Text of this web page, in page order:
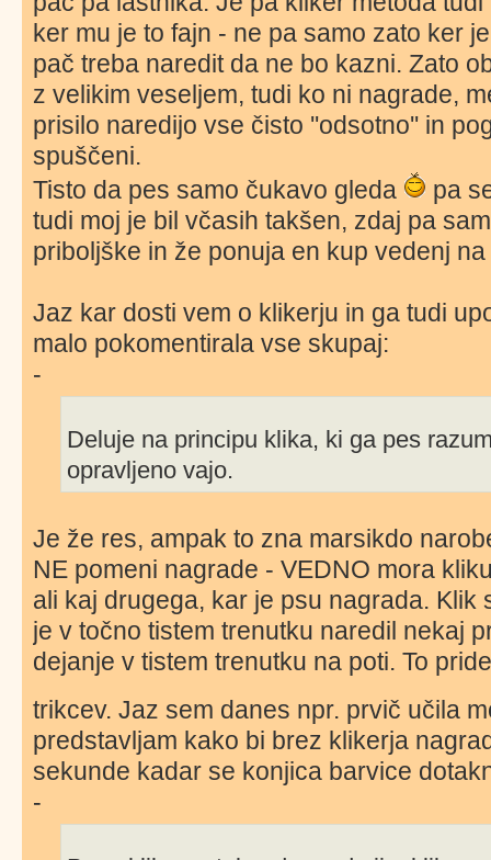
ker mu je to fajn - ne pa samo zato ker
pač treba naredit da ne bo kazni. Zato
z velikim veseljem, tudi ko ni nagrade,
prisilo naredijo vse čisto ''odsotno'' in
spuščeni.
Tisto da pes samo čukavo gleda
pa
tudi moj je bil včasih takšen, zdaj pa
priboljške in že ponuja en kup vedenj
Jaz kar dosti vem o klikerju in ga tudi
malo pokomentirala vse skupaj:
-
Deluje na principu klika, ki ga pes
opravljeno vajo.
Je že res, ampak to zna marsikdo
NE pomeni nagrade - VEDNO mora
ali kaj drugega, kar je psu nagrada. Klik
je v točno tistem trenutku naredil nekaj
dejanje v tistem trenutku na poti. To
trikcev. Jaz sem danes npr. prvič učila
predstavljam kako bi brez klikerja
sekunde kadar se konjica barvice
-